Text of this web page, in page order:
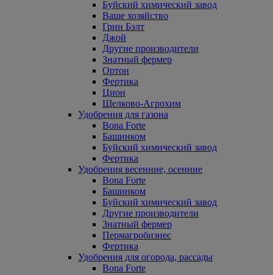
Буйский химический завод
Ваше хозяйство
Грин Бэлт
Джой
Другие производители
Знатный фермер
Ортон
Фертика
Цион
Щелково-Агрохим
Удобрения для газона
Bona Forte
Башинком
Буйский химический завод
Фертика
Удобрения весенние, осенние
Bona Forte
Башинком
Буйский химический завод
Другие производители
Знатный фермер
Пермагробизнес
Фертика
Удобрения для огорода, рассады
Bona Forte